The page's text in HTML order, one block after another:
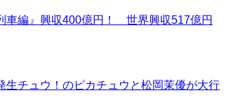
車編』興収400億円！ 世界興収517億円
生チュウ！のピカチュウと松岡茉優が大行